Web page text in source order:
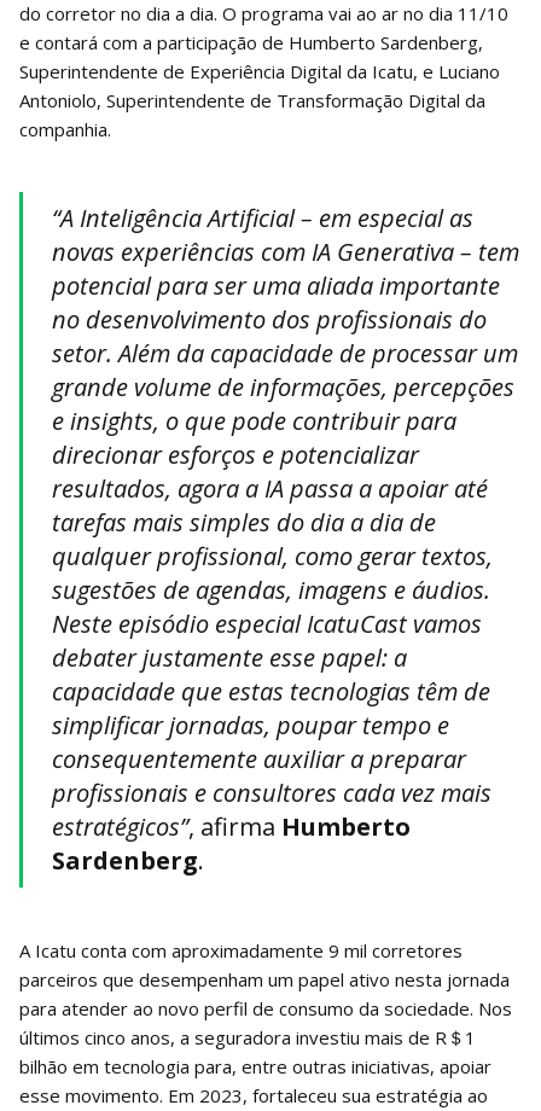
do corretor no dia a dia. O programa vai ao ar no dia 11/10
e contará com a participação de Humberto Sardenberg,
Superintendente de Experiência Digital da Icatu, e Luciano
Antoniolo, Superintendente de Transformação Digital da
companhia.
“A Inteligência Artificial – em especial as
novas experiências com IA Generativa – tem
potencial para ser uma aliada importante
no desenvolvimento dos profissionais do
setor. Além da capacidade de processar um
grande volume de informações, percepções
e insights, o que pode contribuir para
direcionar esforços e potencializar
resultados, agora a IA passa a apoiar até
tarefas mais simples do dia a dia de
qualquer profissional, como gerar textos,
sugestões de agendas, imagens e áudios.
Neste episódio especial IcatuCast vamos
debater justamente esse papel: a
capacidade que estas tecnologias têm de
simplificar jornadas, poupar tempo e
consequentemente auxiliar a preparar
profissionais e consultores cada vez mais
estratégicos”, afirma Humberto
Sardenberg.
A Icatu conta com aproximadamente 9 mil corretores
parceiros que desempenham um papel ativo nesta jornada
para atender ao novo perfil de consumo da sociedade. Nos
últimos cinco anos, a seguradora investiu mais de R＄1
bilhão em tecnologia para, entre outras iniciativas, apoiar
esse movimento. Em 2023, fortaleceu sua estratégia ao